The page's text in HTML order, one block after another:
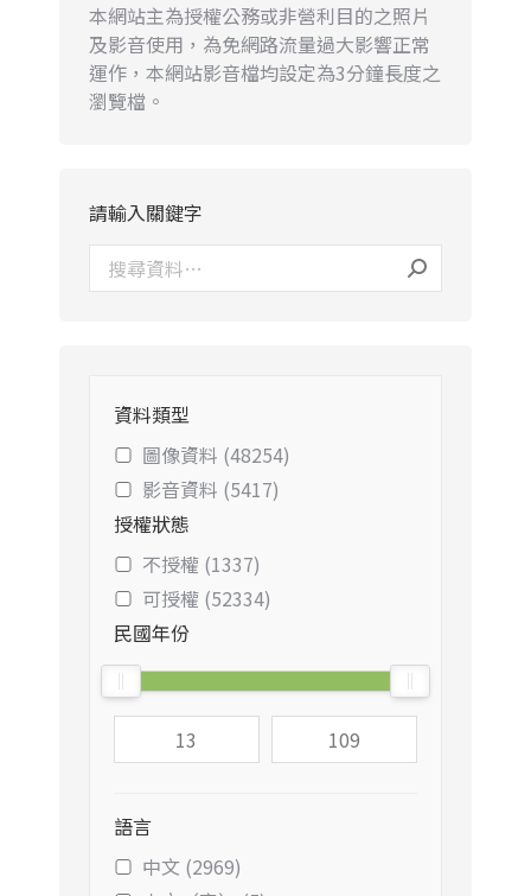
本網站主為授權公務或非營利目的之照片
及影音使用，為免網路流量過大影響正常
運作，本網站影音檔均設定為3分鐘長度之
瀏覽檔。
請輸入關鍵字
資料類型
圖像資料 (48254)
影音資料 (5417)
授權狀態
不授權 (1337)
可授權 (52334)
民國年份
語言
中文 (2969)